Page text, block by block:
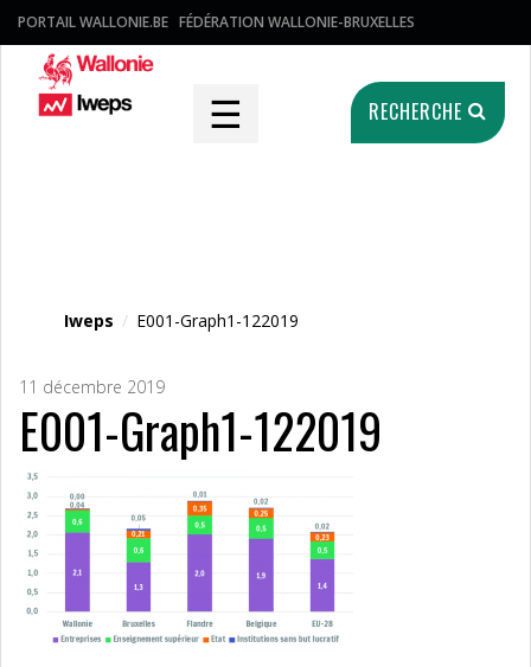
PORTAIL WALLONIE.BE FÉDÉRATION WALLONIE-BRUXELLES
☰ RECHERCHE
Iweps / E001-Graph1-122019
11 décembre 2019
E001-Graph1-122019